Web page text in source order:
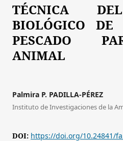
TÉCNICA
BIOLÓGICO DE
PESCADO
ANIMAL
Palmira P. PADILLA-PÉREZ
Instituto de Investigaciones de la
DOI: https://doi.org/10.24841/